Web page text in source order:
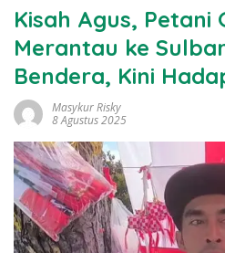
Kisah Agus, Petani
Merantau ke
Bendera, Kini
Masykur Risky
8 Agustus 2025